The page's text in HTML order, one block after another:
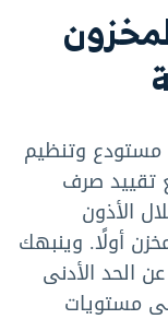
مستودع وتنظيم
تقييد صرف
الأذون
أولًا. وينبهك
الحد الأدنى
مستويات